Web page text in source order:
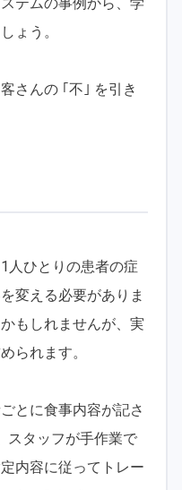
ょう。
さんの ｢不｣ を引き
人ひとりの患者の症
変える必要がありま
もしれませんが、実
られます。
とに食事内容が記さ
スタッフが手作業で
内容に従ってトレー